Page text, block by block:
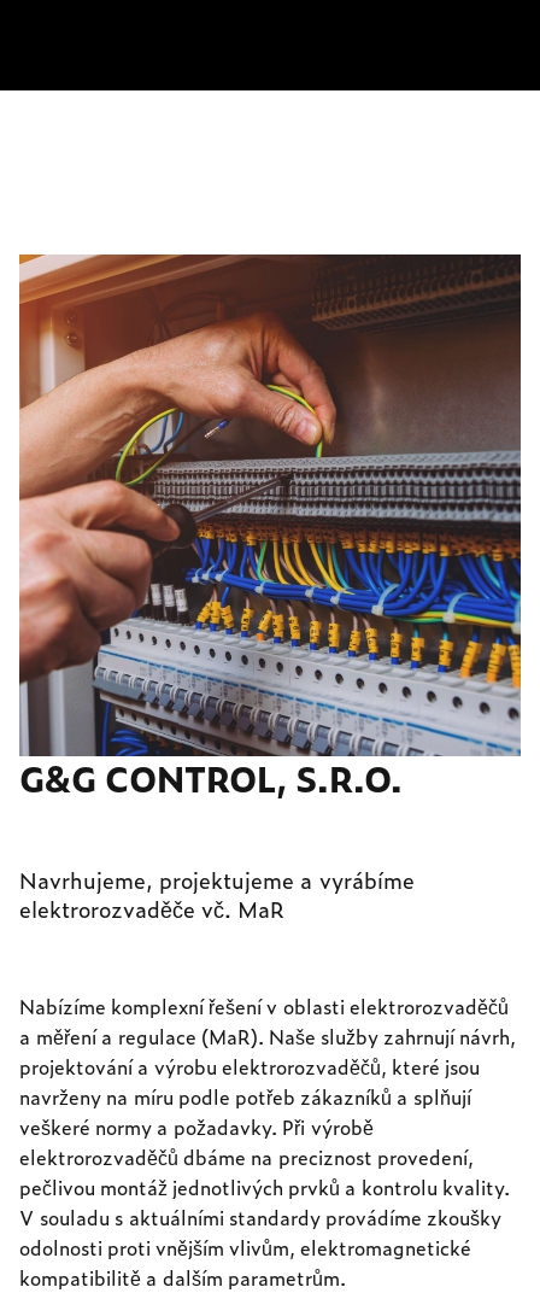
G&G CONTROL, S.R.O.
Navrhujeme, projektujeme a vyrábíme
elektrorozvaděče vč. MaR
Nabízíme komplexní řešení v oblasti elektrorozvaděčů
a měření a regulace (MaR). Naše služby zahrnují návrh,
projektování a výrobu elektrorozvaděčů, které jsou
navrženy na míru podle potřeb zákazníků a splňují
veškeré normy a požadavky. Při výrobě
elektrorozvaděčů dbáme na preciznost provedení,
pečlivou montáž jednotlivých prvků a kontrolu kvality.
V souladu s aktuálními standardy provádíme zkoušky
odolnosti proti vnějším vlivům, elektromagnetické
kompatibilitě a dalším parametrům.